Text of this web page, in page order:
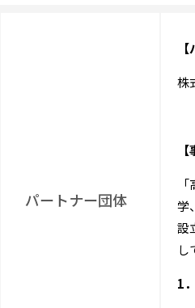
パートナー団体
株
学
設
し
1